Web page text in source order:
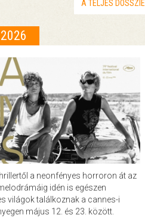
A TELJES DOSSZIÉ
a neonfényes horroron át az
idén is egészen
világok találkoznak a cannes-i
május 12. és 23. között.